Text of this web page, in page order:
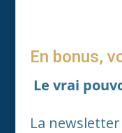
En bonus,
Le vrai
La